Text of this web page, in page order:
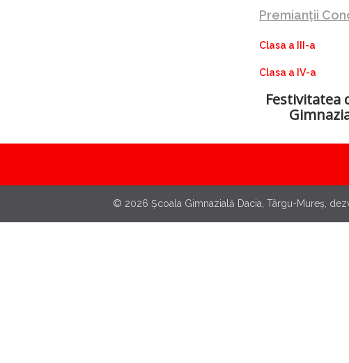
Premianții
Clasa a III-a
Clasa a IV-a
Festivitatea
© 2026 Școala Gimnazială Dacia, Târgu-Mureș,